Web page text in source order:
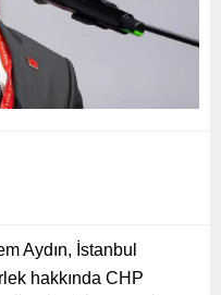
Aydın, İstanbul
hakkında CHP